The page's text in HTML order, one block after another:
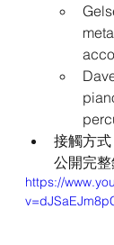
接觸方
公開完
https://